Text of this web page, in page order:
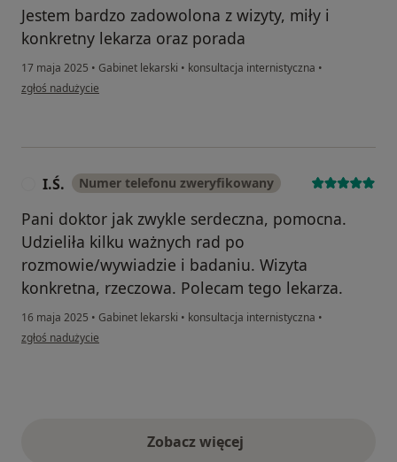
Jestem bardzo zadowolona z wizyty, miły i
konkretny lekarza oraz porada
17 maja 2025 • Gabinet lekarski • konsultacja internistyczna •
w opinii użytkownika Gosia
zgłoś nadużycie
I.Ś. Numer telefonu zweryfikowany
Pani doktor jak zwykle serdeczna, pomocna.
Udzieliła kilku ważnych rad po
rozmowie/wywiadzie i badaniu. Wizyta
konkretna, rzeczowa. Polecam tego lekarza.
16 maja 2025 • Gabinet lekarski • konsultacja internistyczna •
w opinii użytkownika I.Ś.
zgłoś nadużycie
Zobacz więcejopinie powyżej